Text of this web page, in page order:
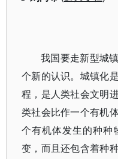
我国要走新型城
个新的认识。城镇化
程，是人类社会文明
类社会比作一个有机
个有机体发生的种种
变，而且还包含着种